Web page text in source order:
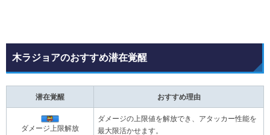
木ラジョアのおすすめ潜在覚醒
潜在覚醒 おすすめ理由
ダメージ上限解放
ダメージの上限値を解放でき、アタッカー性能を
最大限活かせます。